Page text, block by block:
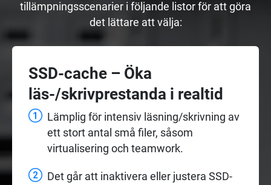
tillämpningsscenarier i följande listor för att göra
det lättare att välja:
SSD-cache – Öka
läs-/skrivprestanda i realtid
Lämplig för intensiv läsning/skrivning av
ett stort antal små filer, såsom
virtualisering och teamwork.
Det går att inaktivera eller justera SSD-